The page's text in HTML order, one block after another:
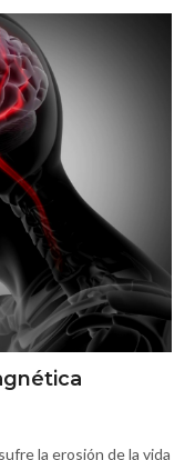
la erosión de la vida